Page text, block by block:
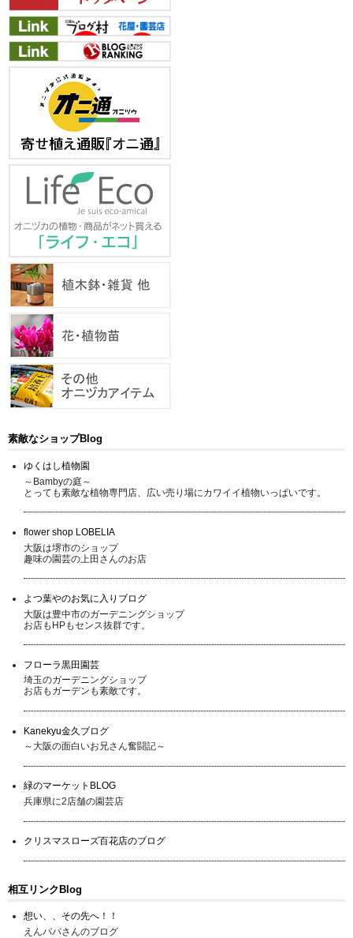
素敵なショップBlog
ゆくはし植物園
～Bambyの庭～
とっても素敵な植物専門店、広い売り場にカワイイ植物いっぱいです。
flower shop LOBELIA
大阪は堺市のショップ
趣味の園芸の上田さんのお店
よつ葉やのお気に入りブログ
大阪は豊中市のガーデニングショップ
お店もHPもセンス抜群です。
フローラ黒田園芸
埼玉のガーデニングショップ
お店もガーデンも素敵です。
Kanekyu金久ブログ
～大阪の面白いお兄さん奮闘記～
緑のマーケットBLOG
兵庫県に2店舗の園芸店
クリスマスローズ百花店のブログ
相互リンクBlog
想い、、その先へ！！
えんパパさんのブログ